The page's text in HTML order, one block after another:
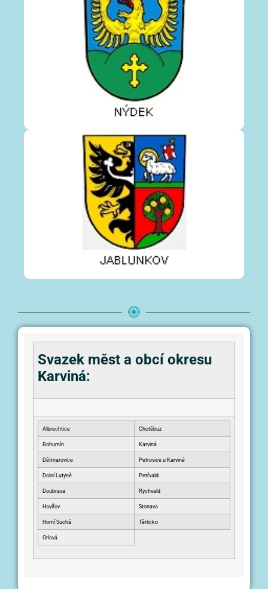
Svazek měst a obcí okresu
Karviná:
Albrechtice Chotěbuz
Bohumín Karviná
Dětmarovice Petrovice u Karviné
Dolní Lutyně Petřvald
Doubrava Rychvald
Havířov Stonava
Horní Suchá Těrlicko
Orlová